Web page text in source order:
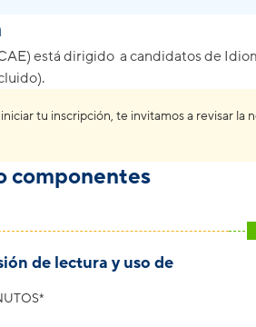
está dirigido a candidatos de
tu inscripción, te invitamos a revisar la
componentes
de lectura y uso de